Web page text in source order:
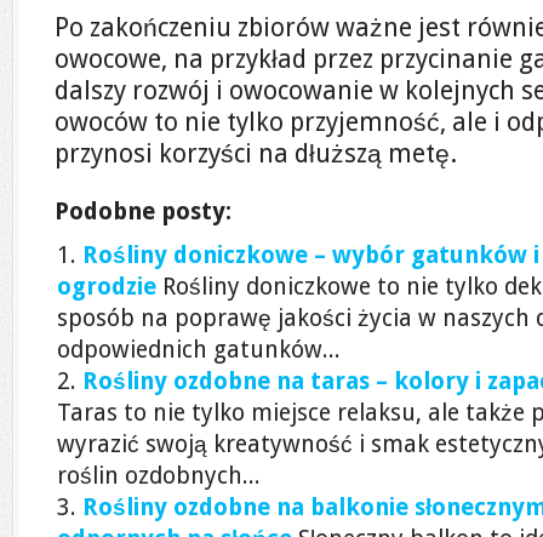
Po zakończeniu zbiorów ważne jest
owocowe, na przykład przez przycinanie
dalszy rozwój i owocowanie w kolejnych
owoców to nie tylko przyjemność, ale i
przynosi korzyści na dłuższą metę.
Podobne posty:
Rośliny doniczkowe – wybór gatunków
ogrodzie Rośliny doniczkowe to nie tylko
sposób na poprawę jakości życia w naszych
odpowiednich gatunków...
Rośliny ozdobne na taras – kolory i
Taras to nie tylko miejsce relaksu, ale także
wyrazić swoją kreatywność i smak
roślin ozdobnych...
Rośliny ozdobne na balkonie